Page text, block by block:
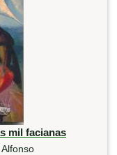
mil facianas